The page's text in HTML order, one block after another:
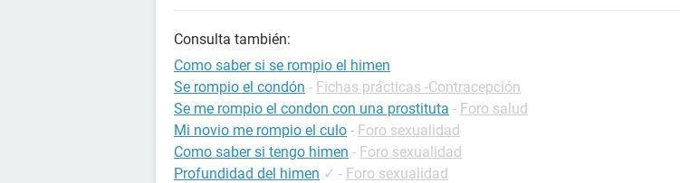
Consulta también:
Como saber si se rompio el himen
Se rompio el condón - Fichas prácticas -Contracepción
Se me rompio el condon con una prostituta - Foro salud
Mi novio me rompio el culo - Foro sexualidad
Como saber si tengo himen - Foro sexualidad
Profundidad del himen ✓ - Foro sexualidad